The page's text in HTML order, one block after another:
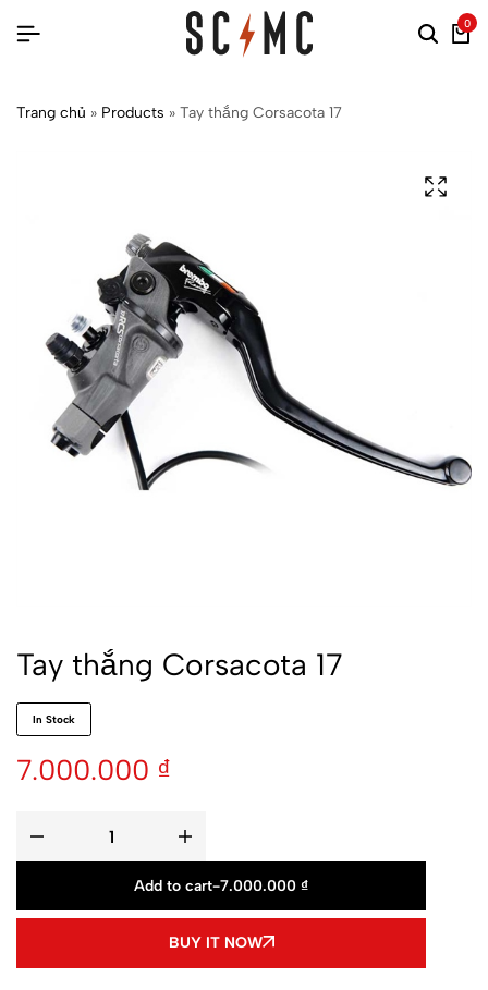
0
Trang chủ » Products » Tay thắng Corsacota 17
Tay thắng Corsacota 17
In Stock
7.000.000 ₫
Add to cart-7.000.000 ₫
BUY IT NOW